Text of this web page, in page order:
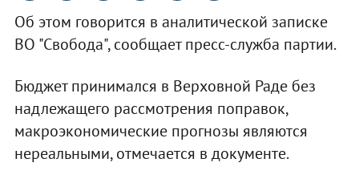
Об этом говорится в аналитической записке
ВО "Свобода", сообщает пресс-служба партии.
Бюджет принимался в Верховной Раде без
надлежащего рассмотрения поправок,
макроэкономические прогнозы являются
нереальными, отмечается в документе.